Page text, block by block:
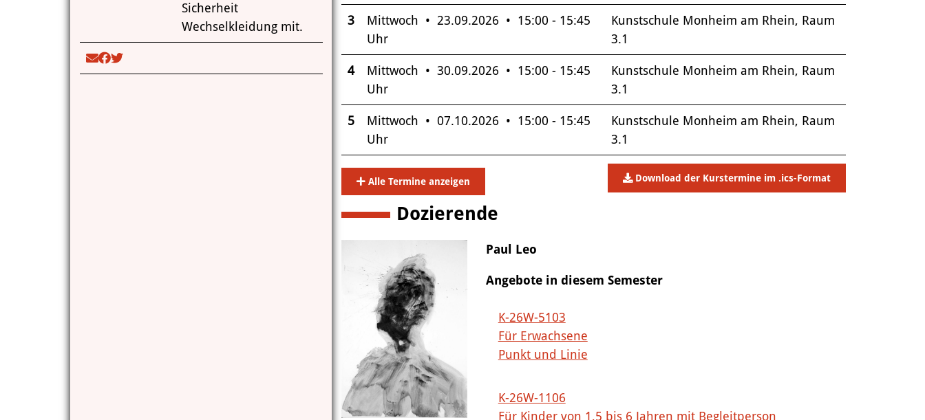
Sicherheit
Wechselkleidung mit.
3
Mittwoch • 23.09.2026 • 15:00 - 15:45
Uhr
Kunstschule Monheim am Rhein, Raum
3.1
4
Mittwoch • 30.09.2026 • 15:00 - 15:45
Uhr
Kunstschule Monheim am Rhein, Raum
3.1
5
Mittwoch • 07.10.2026 • 15:00 - 15:45
Uhr
Kunstschule Monheim am Rhein, Raum
3.1
Alle Termine anzeigen Download der Kurstermine im .ics-Format
Dozierende
Paul Leo
Angebote in diesem Semester
K-26W-5103
Für Erwachsene
Punkt und Linie
K-26W-1106
Für Kinder von 1,5 bis 6 Jahren mit Begleitperson